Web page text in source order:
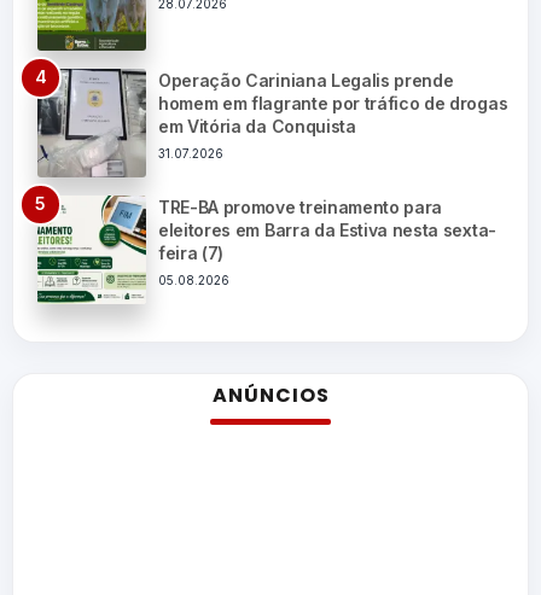
28.07.2026
Operação Cariniana Legalis prende
homem em flagrante por tráfico de drogas
em Vitória da Conquista
31.07.2026
TRE-BA promove treinamento para
eleitores em Barra da Estiva nesta sexta-
feira (7)
05.08.2026
ANÚNCIOS